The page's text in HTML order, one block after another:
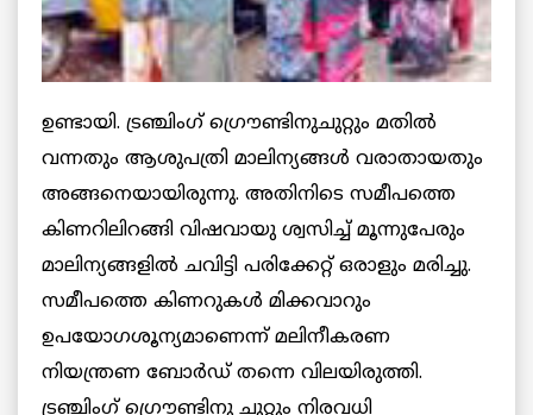
ഉണ്ടായി. ട്രഞ്ചിംഗ് ഗ്രൌണ്ടിനുചുറ്റും മതില്‍
വന്നതും ആശുപത്രി മാലിന്യങ്ങള്‍ വരാതായതും
അങ്ങനെയായിരുന്നു. അതിനിടെ സമീപത്തെ
കിണറിലിറങ്ങി വിഷവായു ശ്വസിച്ച് മൂന്നുപേരും
മാലിന്യങ്ങളില്‍ ചവിട്ടി പരിക്കേറ്റ് ഒരാളും മരിച്ചു.
സമീപത്തെ കിണറുകള്‍ മിക്കവാറും
ഉപയോഗശൂന്യമാണെന്ന് മലിനീകരണ
നിയന്ത്രണ ബോര്‍ഡ് തന്നെ വിലയിരുത്തി.
ട്രഞ്ചിംഗ് ഗ്രൌണ്ടിനു ചുറ്റും നിരവധി